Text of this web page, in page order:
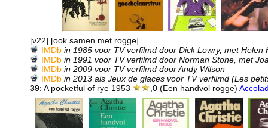
[v22] [ook samen met rogge]
IMDb in 1985 voor TV verfilmd door Dick Lowry, met Helen
IMDb in 1991 voor TV verfilmd door Norman Stone, met
IMDb in 2009 voor TV verfilmd door Andy Wilson
IMDb in 2013 als Jeux de glaces voor TV verfilmd (Les
39: A pocketful of rye 1953 ,0 (Een handvol rogge)